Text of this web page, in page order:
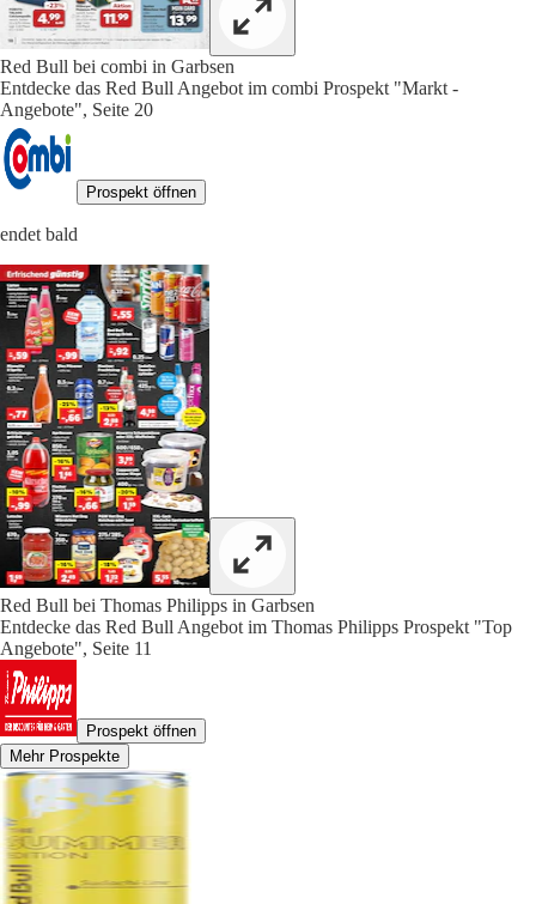
Red Bull bei combi in Garbsen
Entdecke das Red Bull Angebot im combi Prospekt "Markt -
Angebote", Seite 20
Prospekt öffnen
endet bald
Red Bull bei Thomas Philipps in Garbsen
Entdecke das Red Bull Angebot im Thomas Philipps Prospekt "Top
Angebote", Seite 11
Prospekt öffnen
Mehr Prospekte